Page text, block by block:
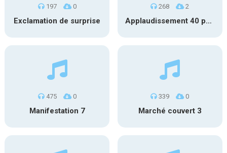
197 0
Exclamation de surprise
268 2
Applaudissement 40 pers. 5
475 0
Manifestation 7
339 0
Marché couvert 3